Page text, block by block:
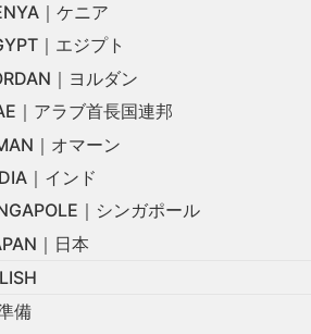
｜ケニア
｜エジプト
｜ヨルダン
｜アラブ首長国連邦
｜オマーン
｜インド
｜シンガポール
｜日本
備